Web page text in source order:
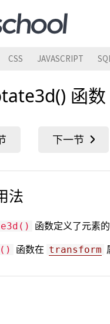
CSS JAVASCRIPT
函数
法
函数定义了元素的
函数在 transform